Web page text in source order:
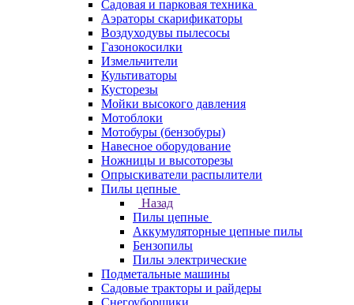
Садовая и парковая техника
Аэраторы скарификаторы
Воздуходувы пылесосы
Газонокосилки
Измельчители
Культиваторы
Кусторезы
Мойки высокого давления
Мотоблоки
Мотобуры (бензобуры)
Навесное оборудование
Ножницы и высоторезы
Опрыскиватели распылители
Пилы цепные
Назад
Пилы цепные
Аккумуляторные цепные пилы
Бензопилы
Пилы электрические
Подметальные машины
Садовые тракторы и райдеры
Снегоуборщики